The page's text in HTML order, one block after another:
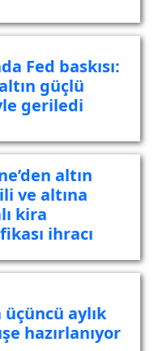
Fed baskısı:
güçlü
geriledi
altın
ve altına
kira
ihracı
üçüncü aylık
hazırlanıyor